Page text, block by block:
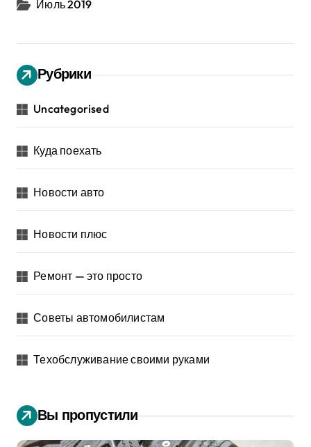
Июль 2019
Рубрики
Uncategorised
Куда поехать
Новости авто
Новости плюс
Ремонт — это просто
Советы автомобилистам
Техобслуживание своими руками
Вы пропустили